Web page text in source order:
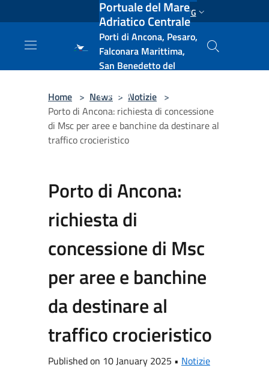
Salta al contenuto principale ENG
Portuale del Mare
Adriatico Centrale
Porti di Ancona, Pesaro,
Falconara Marittima,
San Benedetto del
e Vasto
Home > News > Notizie >
Porto di Ancona: richiesta di concessione
di Msc per aree e banchine da destinare al
traffico crocieristico
Porto di Ancona:
richiesta di
concessione di Msc
per aree e banchine
da destinare al
traffico crocieristico
Published on 10 January 2025 • Notizie